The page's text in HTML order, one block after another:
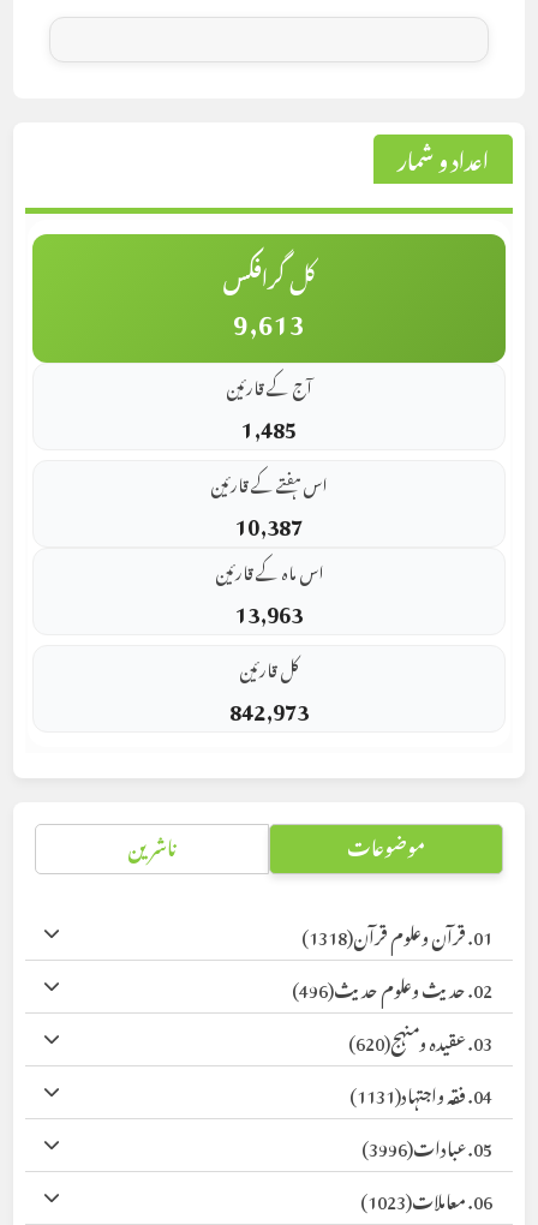
اعداد و شمار
کل گرافکس
9,613
آج کے قارئین
1,485
اس ہفتے کے قارئین
10,387
اس ماہ کے قارئین
13,963
کل قارئین
842,973
موضوعات ناشرین
01. قرآن وعلوم قرآن
(1318)
02. حدیث وعلوم حدیث
(496)
03. عقیدہ ومنہج
(620)
04. فقہ واجتہاد
(1131)
05. عبادات
(3996)
06. معاملات
(1023)